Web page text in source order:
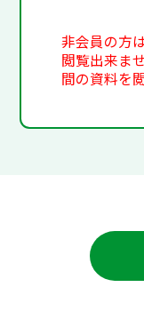
非会員の方
閲覧出来ま
間の資料を